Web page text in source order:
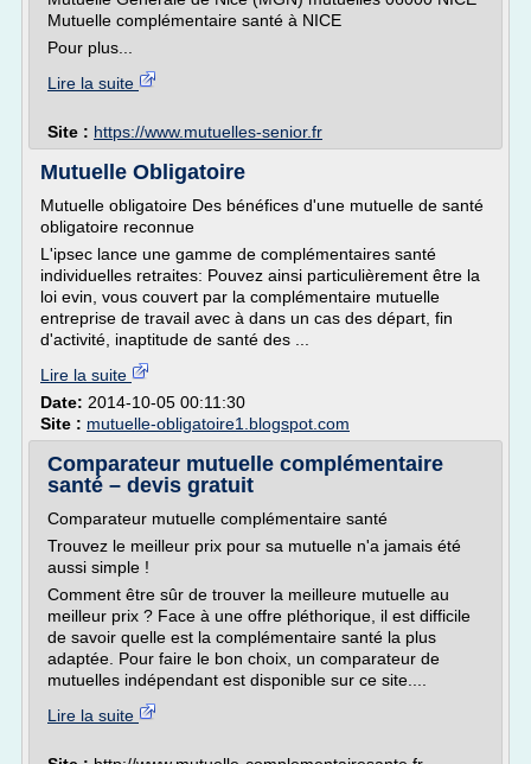
Mutuelle complémentaire santé à NICE
Pour plus...
Lire la suite
Site : https://www.mutuelles-senior.fr
Mutuelle Obligatoire
Mutuelle obligatoire Des bénéfices d'une mutuelle de santé
obligatoire reconnue
L'ipsec lance une gamme de complémentaires santé
individuelles retraites: Pouvez ainsi particulièrement être la
loi evin, vous couvert par la complémentaire mutuelle
entreprise de travail avec à dans un cas des départ, fin
d'activité, inaptitude de santé des ...
Lire la suite
Date: 2014-10-05 00:11:30
Site : mutuelle-obligatoire1.blogspot.com
Comparateur mutuelle complémentaire
santé – devis gratuit
Comparateur mutuelle complémentaire santé
Trouvez le meilleur prix pour sa mutuelle n'a jamais été
aussi simple !
Comment être sûr de trouver la meilleure mutuelle au
meilleur prix ? Face à une offre pléthorique, il est difficile
de savoir quelle est la complémentaire santé la plus
adaptée. Pour faire le bon choix, un comparateur de
mutuelles indépendant est disponible sur ce site....
Lire la suite